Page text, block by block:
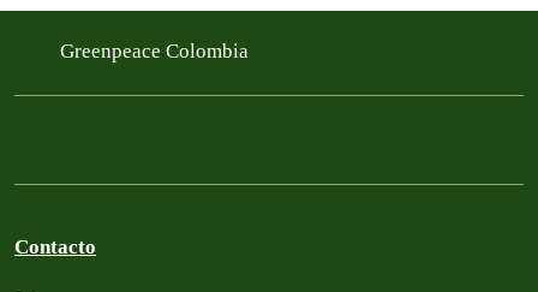
Greenpeace Colombia
Contacto